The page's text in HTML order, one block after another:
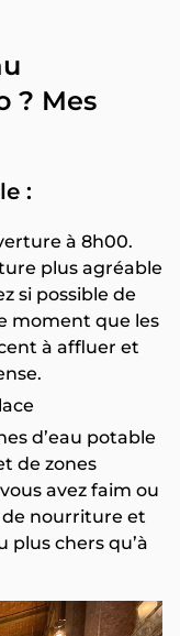
? Mes
:
à 8h00.
plus agréable
si possible de
moment que les
à affluer et
d’eau potable
de zones
avez faim ou
de nourriture et
plus chers qu’à